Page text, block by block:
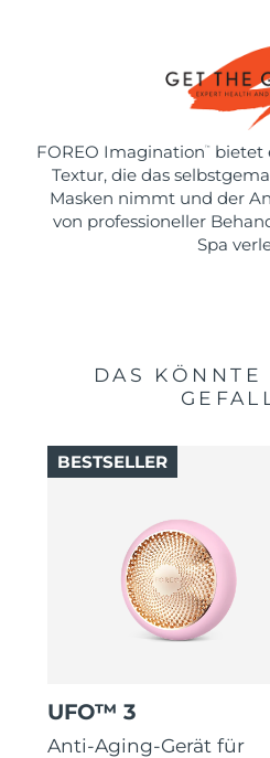
FOREO Imagination ™
bietet
Textur, die das
Masken nimmt und der
von professioneller
Spa
DAS KÖNNTE
UFO™ 3
Anti-Aging-Gerät für
BESTSELLER